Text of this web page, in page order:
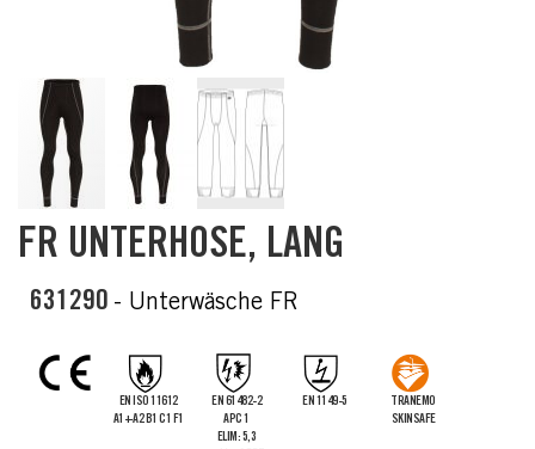
Skip
to
beginning
images
gallery
FR UNTERHOSE, LANG
631290 - Unterwäsche FR
EN ISO 11612
A1+A2 B1 C1 F1
EN 61482-2
APC 1
ELIM: 5,3
EN 1149-5
TRANEMO
SKINSAFE